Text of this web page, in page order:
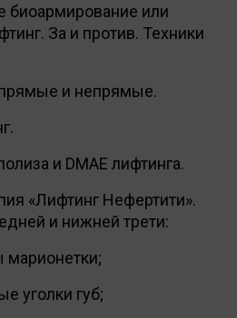
биоармирование или
За и против. Техники
и непрямые.
и DMAE лифтинга.
«Лифтинг Нефертити».
и нижней трети:
уголки губ;